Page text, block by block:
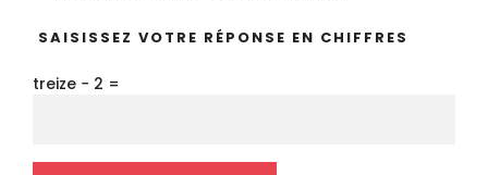
SAISISSEZ VOTRE RÉPONSE EN CHIFFRES
treize − 2 =